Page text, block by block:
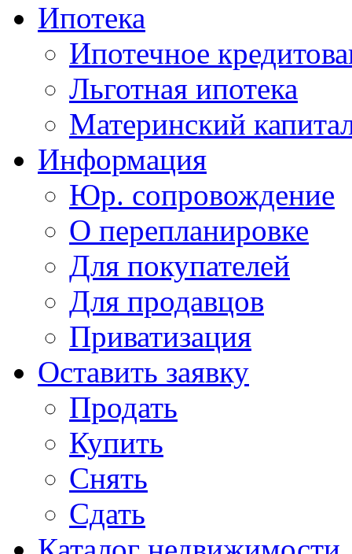
Ипотека
Ипотечное
Льготная ипотека
Материнский
Информация
Юр. сопровождение
О перепланировке
Для покупателей
Для продавцов
Приватизация
Оставить заявку
Продать
Купить
Снять
Сдать